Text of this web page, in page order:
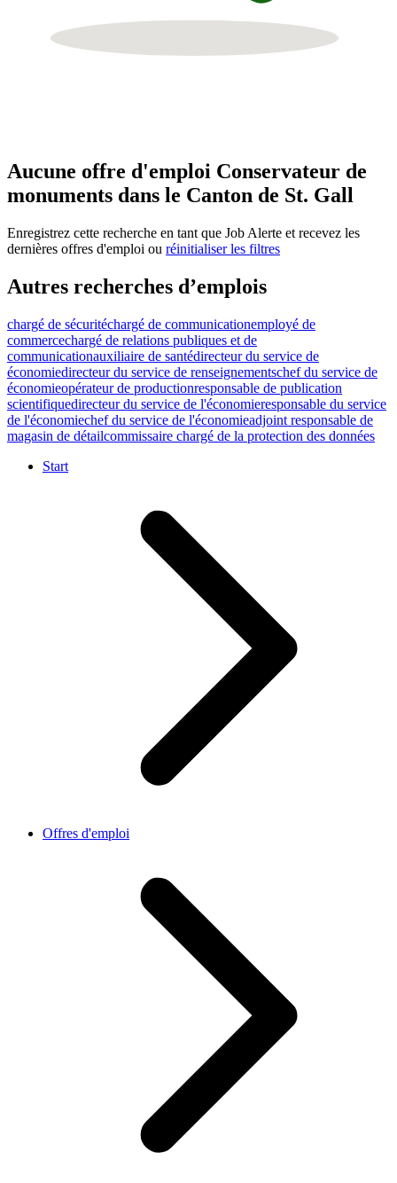
Aucune offre d'emploi Conservateur de
monuments dans le Canton de St. Gall
Enregistrez cette recherche en tant que Job Alerte et recevez les
dernières offres d'emploi ou réinitialiser les filtres
Autres recherches d’emplois
chargé de sécuritéchargé de communicationemployé de
commercechargé de relations publiques et de
communicationauxiliaire de santédirecteur du service de
économiedirecteur du service de renseignementschef du service de
économieopérateur de productionresponsable de publication
scientifiquedirecteur du service de l'économieresponsable du service
de l'économiechef du service de l'économieadjoint responsable de
magasin de détailcommissaire chargé de la protection des données
Start
Offres d'emploi